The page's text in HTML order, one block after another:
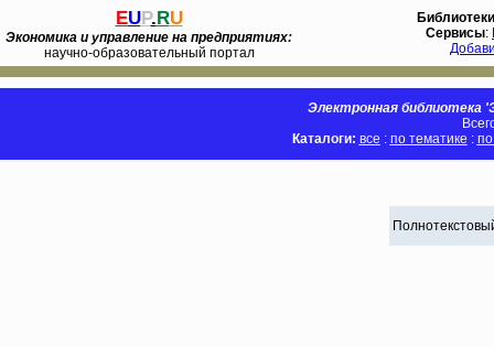
EUP.RU
Экономика и управление на предприятиях:
научно-образовательный портал
Библиотеки
Сервисы:
Электронная библиотека
Каталоги: все : по тематике :